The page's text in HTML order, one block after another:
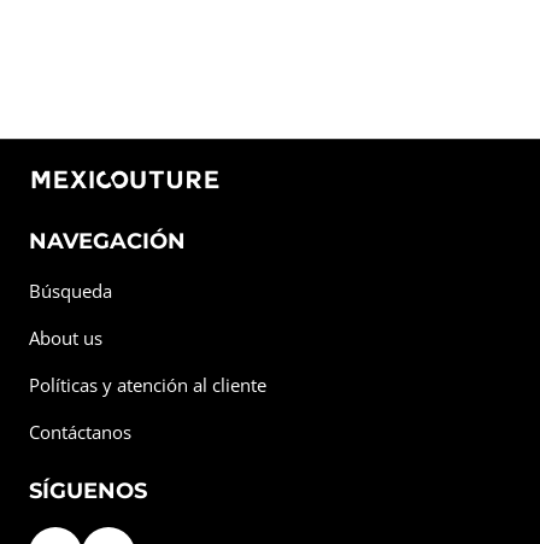
NAVEGACIÓN
Búsqueda
About us
Políticas y atención al cliente
Contáctanos
SÍGUENOS